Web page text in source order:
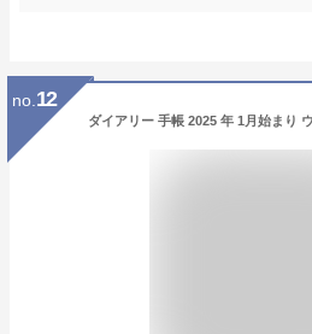
no. 12